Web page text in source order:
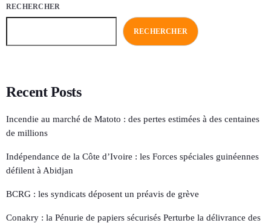
RECHERCHER
RECHERCHER
Recent Posts
Incendie au marché de Matoto : des pertes estimées à des centaines
de millions
Indépendance de la Côte d’Ivoire : les Forces spéciales guinéennes
défilent à Abidjan
BCRG : les syndicats déposent un préavis de grève
Conakry : la Pénurie de papiers sécurisés Perturbe la délivrance des